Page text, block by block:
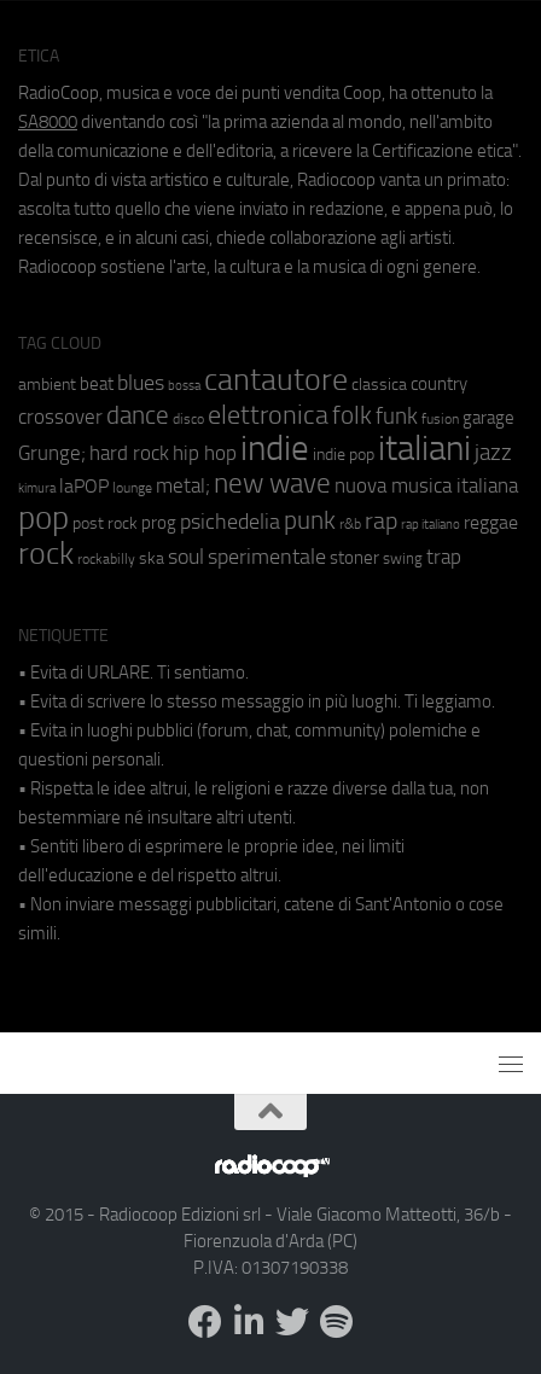
ETICA
RadioCoop, musica e voce dei punti vendita Coop, ha ottenuto la
SA8000 diventando così "la prima azienda al mondo, nell'ambito
della comunicazione e dell'editoria, a ricevere la Certificazione etica".
Dal punto di vista artistico e culturale, Radiocoop vanta un primato:
ascolta tutto quello che viene inviato in redazione, e appena può, lo
recensisce, e in alcuni casi, chiede collaborazione agli artisti.
Radiocoop sostiene l'arte, la cultura e la musica di ogni genere.
TAG CLOUD
ambient beat blues bossa cantautore classica country
crossover dance disco elettronicafolkfunk fusion garage
Grunge; hard rock hip hop indie indie pop italiani jazz
kimura laPOP lounge metal; new wave nuova musica italiana
pop post rock prog psichedeliapunk r&b rap rap italiano reggae
rock rockabilly ska soul sperimentale stoner swing trap
NETIQUETTE
• Evita di URLARE. Ti sentiamo.
• Evita di scrivere lo stesso messaggio in più luoghi. Ti leggiamo.
• Evita in luoghi pubblici (forum, chat, community) polemiche e
questioni personali.
• Rispetta le idee altrui, le religioni e razze diverse dalla tua, non
bestemmiare né insultare altri utenti.
• Sentiti libero di esprimere le proprie idee, nei limiti
dell'educazione e del rispetto altrui.
• Non inviare messaggi pubblicitari, catene di Sant'Antonio o cose
simili.
© 2015 - Radiocoop Edizioni srl - Viale Giacomo Matteotti, 36/b -
Fiorenzuola d'Arda (PC)
P.IVA: 01307190338